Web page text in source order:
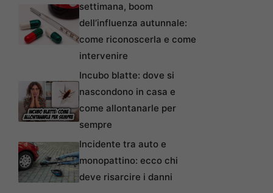
settimana, boom
dell’influenza autunnale:
come riconoscerla e come
intervenire
Incubo blatte: dove si
nascondono in casa e
come allontanarle per
sempre
Incidente tra auto e
monopattino: ecco chi
deve risarcire i danni